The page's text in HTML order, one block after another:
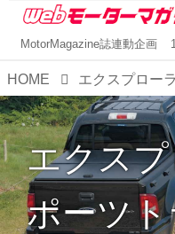
MotorMagazine誌連動企画
HOME
エクス
ポーツ